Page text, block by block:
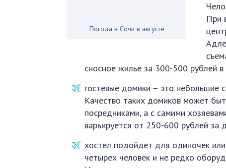
Погода в Сочи в августе
При
сносное жилье за 300-500 рублей
гостевые домики – это небольшие
Качество таких домиков может
посредниками, а с самими
варьируется от 250-600 рублей за
хостел подойдет для одиночек
четырех человек и не редко